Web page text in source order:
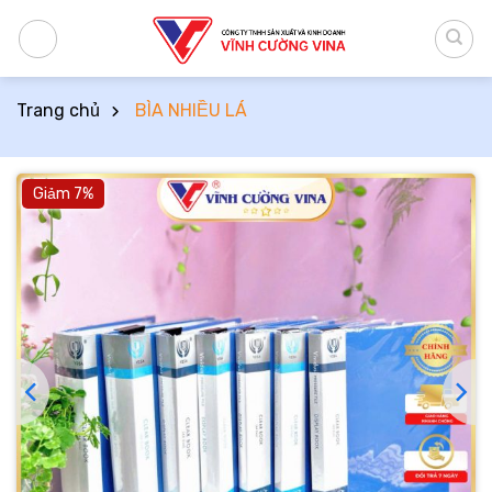
qua
Trang chủ
BÌA NHIỀU LÁ
Giảm 7%